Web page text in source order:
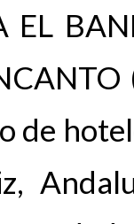
EL
de